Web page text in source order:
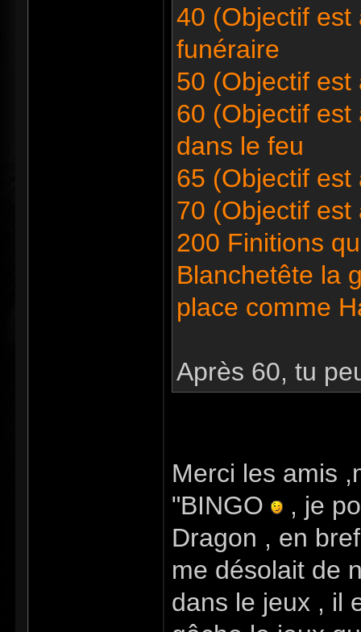
40 (Objectif
funéraire
50 (Objectif
60 (Objectif
dans le feu
65 (Objectif est
70 (Objectif
200 Finitions
Blanchetête la
place comme
Après 60, tu
Merci les amis
"BINGO
, je
Dragon , en
me désolait de
dans le jeux , il